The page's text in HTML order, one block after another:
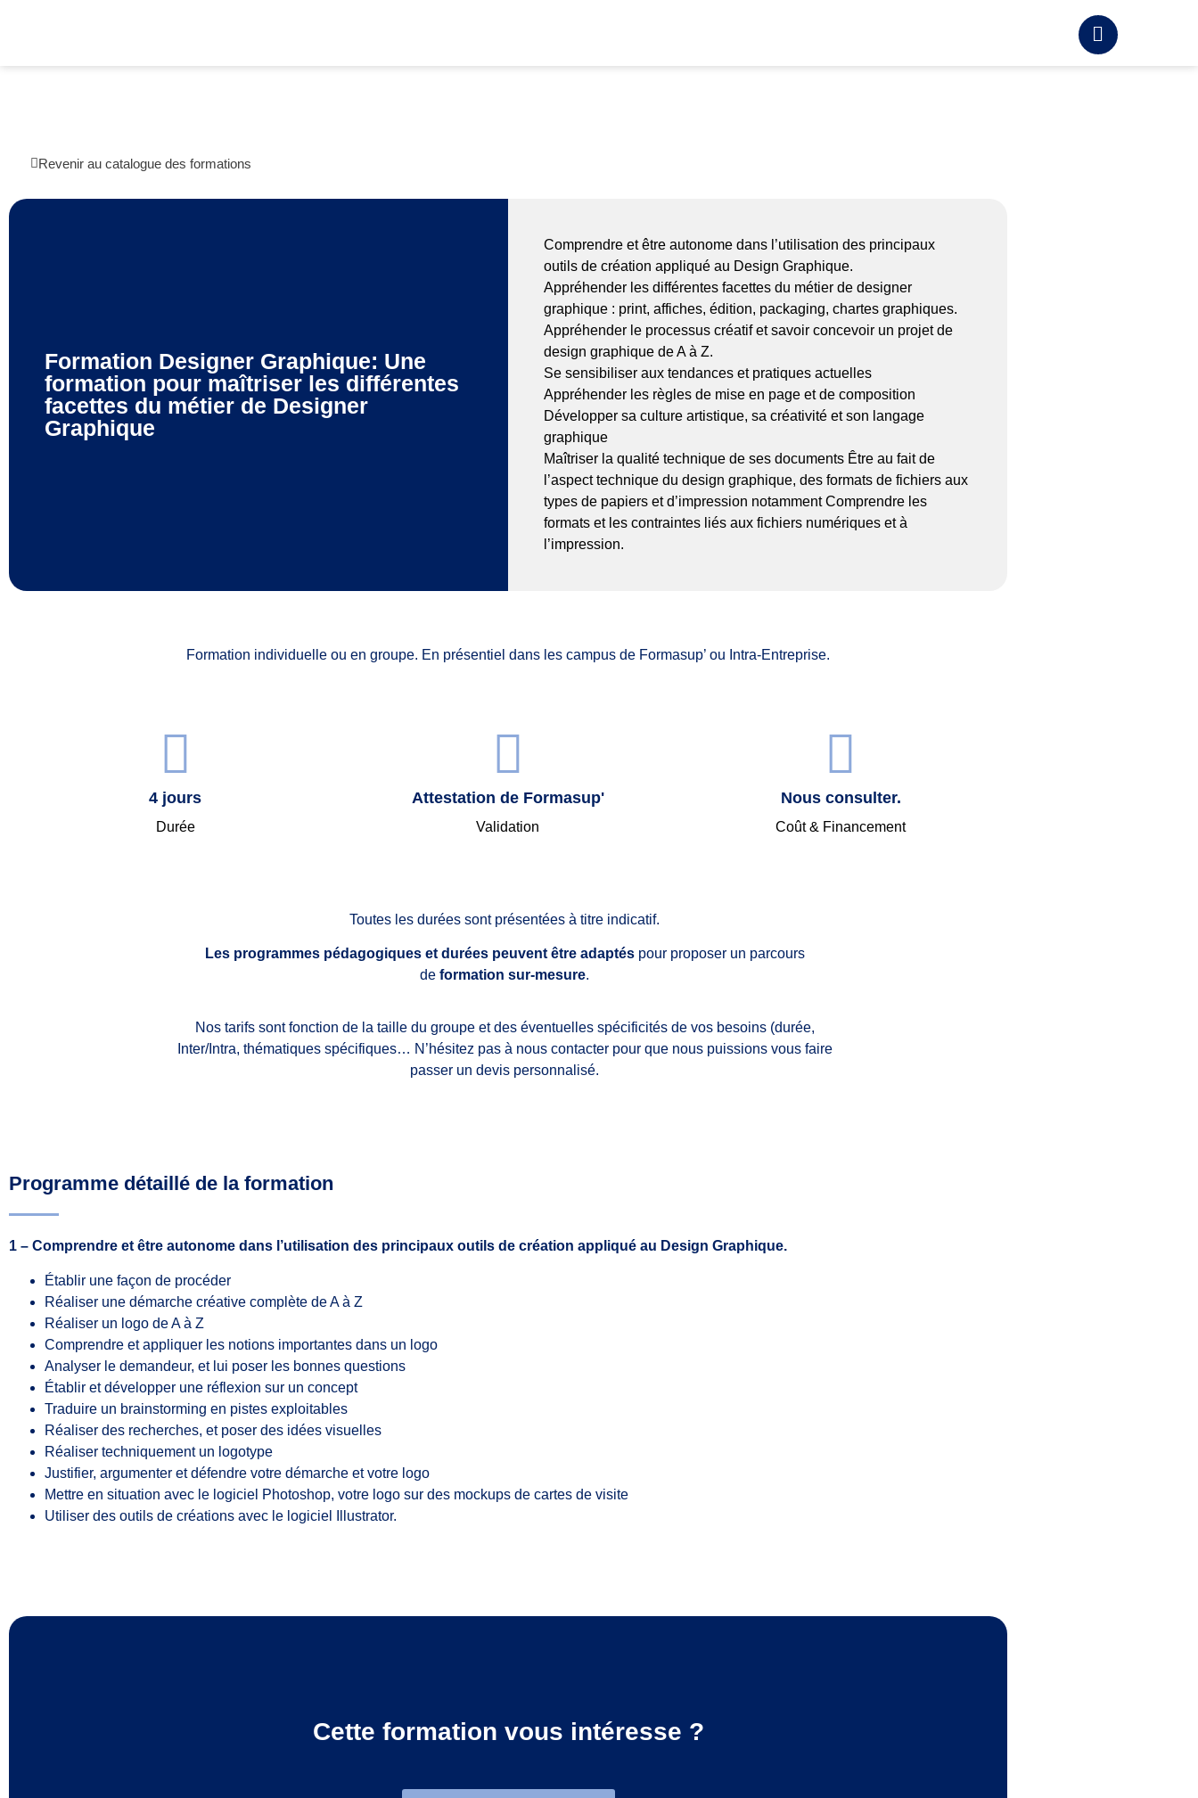
Revenir au catalogue des formations
Formation Designer Graphique: Une
formation pour maîtriser les différentes
facettes du métier de Designer
Graphique
Comprendre et être autonome dans l’utilisation des principaux
outils de création appliqué au Design Graphique.
Appréhender les différentes facettes du métier de designer
graphique : print, affiches, édition, packaging, chartes graphiques.
Appréhender le processus créatif et savoir concevoir un projet de
design graphique de A à Z.
Se sensibiliser aux tendances et pratiques actuelles
Appréhender les règles de mise en page et de composition
Développer sa culture artistique, sa créativité et son langage
graphique
Maîtriser la qualité technique de ses documents Être au fait de
l’aspect technique du design graphique, des formats de fichiers aux
types de papiers et d’impression notamment Comprendre les
formats et les contraintes liés aux fichiers numériques et à
l’impression.
Formation individuelle ou en groupe. En présentiel dans les campus de Formasup’ ou Intra-Entreprise.
4 jours
Durée
Attestation de Formasup'
Validation
Nous consulter.
Coût & Financement
Toutes les durées sont présentées à titre indicatif.
Les programmes pédagogiques et durées peuvent être adaptéspour proposer un parcours
deformation sur-mesure.
Nos tarifs sont fonction de la taille du groupe et des éventuelles spécificités de vos besoins (durée,
Inter/Intra, thématiques spécifiques… N’hésitez pas à nous contacter pour que nous puissions vous faire
passer un devis personnalisé.
Programme détaillé de la formation
1 – Comprendre et être autonome dans l’utilisation des principaux outils de création appliqué au Design Graphique.
Établir une façon de procéder
Réaliser une démarche créative complète de A à Z
Réaliser un logo de A à Z
Comprendre et appliquer les notions importantes dans un logo
Analyser le demandeur, et lui poser les bonnes questions
Établir et développer une réflexion sur un concept
Traduire un brainstorming en pistes exploitables
Réaliser des recherches, et poser des idées visuelles
Réaliser techniquement un logotype
Justifier, argumenter et défendre votre démarche et votre logo
Mettre en situation avec le logiciel Photoshop, votre logo sur des mockups de cartes de visite
Utiliser des outils de créations avec le logiciel Illustrator.
Cette formation vous intéresse ?